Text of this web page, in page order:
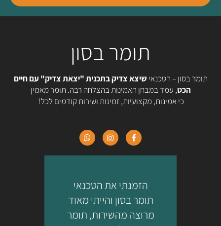
תומר בסון
תומר בסון – הטכנאי שיצא צדיק בתכנית "יצאת צדיק" עם חיים
הכט, עמד במבחן האמינות בהצלחה רבה. תומר מאמין
כי אמינות, מקצועיות, זמינות ושירות קודמים לכל!
הזמנתי את הטכנאי
תומר בסון והייתי מאוד
מרוצה מהשירות, תומר